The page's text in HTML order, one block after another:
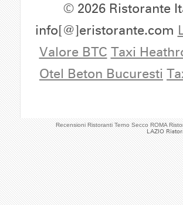
Recensioni Ristoranti Terno Secco ROMA
LAZIO
© 2026 Ristorante
info[@]eristorante.com
Valore BTC Taxi
Otel Beton Bucuresti